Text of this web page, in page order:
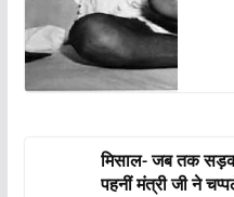
मिसाल- जब तक
पहनीं मंत्री जी ने